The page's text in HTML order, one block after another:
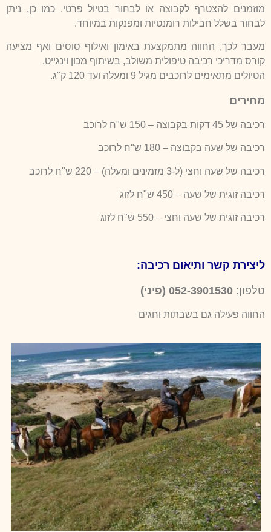
מוזמנים להצטרף לקבוצה או לבחור בטיול פרטי. כמו כן, ניתן
לבחור בשלל חבילות רומנטיות ומפנקות במיוחד.
מעבר לכך, החווה מתמקצעת באימון ואילוף סוסים ואף מציעה
קורס מדריכי רכיבה טיפולית משולב, בשיתוף מכון וינגייט.
הטיולים מתאימים לרוכבים מגיל 9 ומעלה ועד 120 ק"ג.
מחירים
רכיבה של 45 דקות בקבוצה – 150 ש"ח לרוכב
רכיבה של שעה בקבוצה – 180 ש"ח לרוכב
רכיבה של שעה וחצי (ל-3 מזמינים ומעלה) – 220 ש"ח לרוכב
רכיבה זוגית של שעה – 450 ש"ח לזוג
רכיבה זוגית של שעה וחצי – 550 ש"ח לזוג
ליצירת קשר ותיאום רכיבה:
טלפון: 052-3901530 (פיני)
החווה פעילה גם בשבתות וחגים